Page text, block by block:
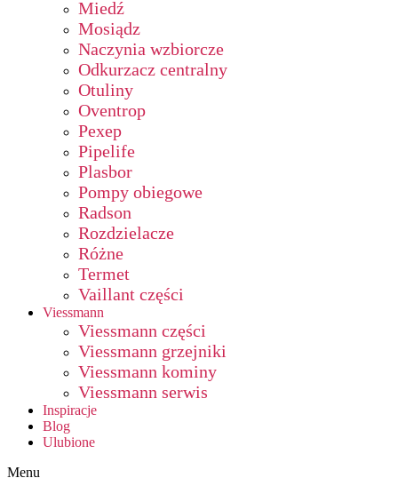
Miedź
Mosiądz
Naczynia wzbiorcze
Odkurzacz centralny
Otuliny
Oventrop
Pexep
Pipelife
Plasbor
Pompy obiegowe
Radson
Rozdzielacze
Różne
Termet
Vaillant części
Viessmann
Viessmann części
Viessmann grzejniki
Viessmann kominy
Viessmann serwis
Inspiracje
Blog
Ulubione
Menu